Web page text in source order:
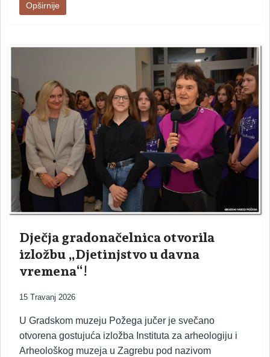
Opširnije
Dječja gradonačelnica otvorila
izložbu „Djetinjstvo u davna
vremena“!
15 Travanj 2026
U Gradskom muzeju Požega jučer je svečano
otvorena gostujuća izložba Instituta za arheologiju i
Arheološkog muzeja u Zagrebu pod nazivom